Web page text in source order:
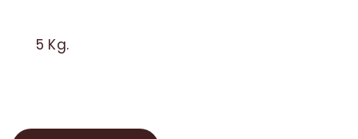
5 Kg.